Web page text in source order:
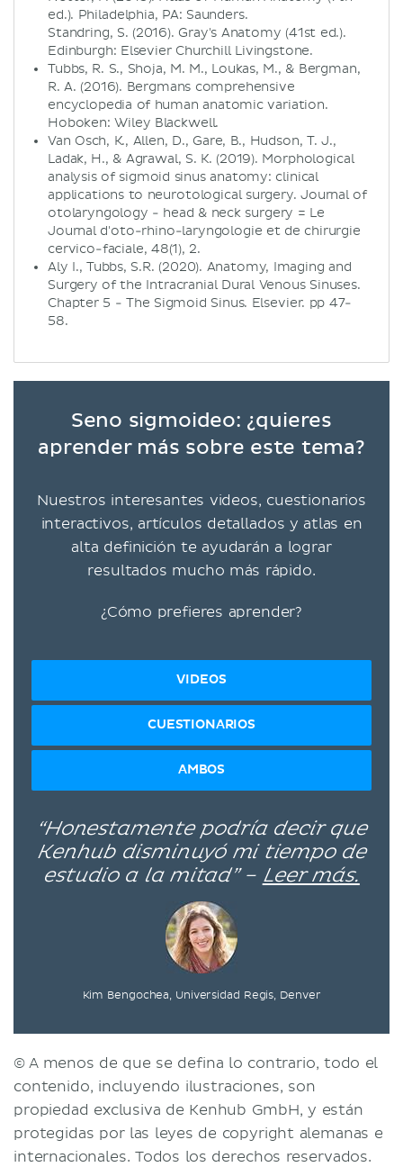
ed.). Philadelphia, PA: Saunders.
Standring, S. (2016). Gray's Anatomy (41st ed.).
Edinburgh: Elsevier Churchill Livingstone.
Tubbs, R. S., Shoja, M. M., Loukas, M., & Bergman,
R. A. (2016). Bergmans comprehensive
encyclopedia of human anatomic variation.
Hoboken: Wiley Blackwell.
Van Osch, K., Allen, D., Gare, B., Hudson, T. J.,
Ladak, H., & Agrawal, S. K. (2019). Morphological
analysis of sigmoid sinus anatomy: clinical
applications to neurotological surgery. Journal of
otolaryngology - head & neck surgery = Le
Journal d'oto-rhino-laryngologie et de chirurgie
cervico-faciale, 48(1), 2.
Aly I., Tubbs, S.R. (2020). Anatomy, Imaging and
Surgery of the Intracranial Dural Venous Sinuses.
Chapter 5 - The Sigmoid Sinus. Elsevier. pp 47-
58.
Seno sigmoideo: ¿quieres
aprender más sobre este tema?
Nuestros interesantes videos, cuestionarios
interactivos, artículos detallados y atlas en
alta definición te ayudarán a lograr
resultados mucho más rápido.
¿Cómo prefieres aprender?
VIDEOS
CUESTIONARIOS
AMBOS
“Honestamente podría decir que
Kenhub disminuyó mi tiempo de
estudio a la mitad” – Leer más.
Kim Bengochea, Universidad Regis, Denver
© A menos de que se defina lo contrario, todo el
contenido, incluyendo ilustraciones, son
propiedad exclusiva de Kenhub GmbH, y están
protegidas por las leyes de copyright alemanas e
internacionales. Todos los derechos reservados.